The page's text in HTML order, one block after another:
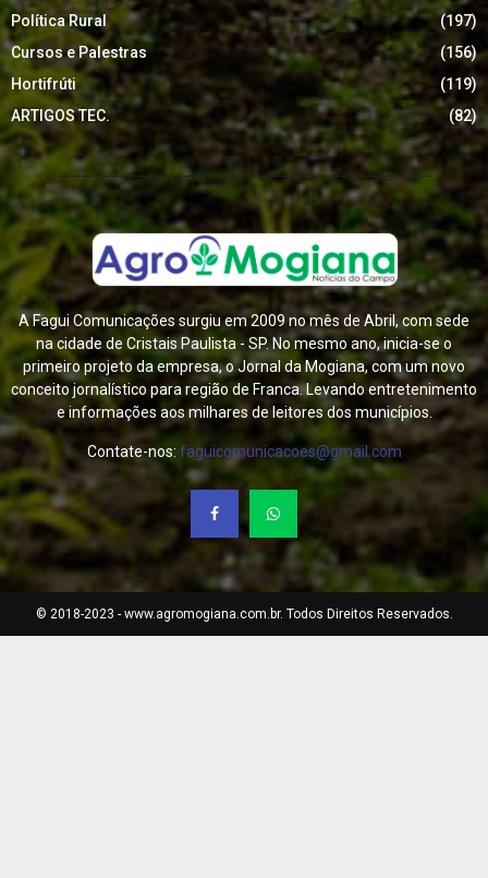
Política Rural
(197)
Cursos e Palestras
(156)
Hortifrúti
(119)
ARTIGOS TEC.
(82)
A Fagui Comunicações surgiu em 2009 no mês de Abril, com sede
na cidade de Cristais Paulista - SP. No mesmo ano, inicia-se o
primeiro projeto da empresa, o Jornal da Mogiana, com um novo
conceito jornalístico para região de Franca. Levando entretenimento
e informações aos milhares de leitores dos municípios.
Contate-nos: faguicomunicacoes@gmail.com
© 2018-2023 - www.agromogiana.com.br. Todos Direitos Reservados.